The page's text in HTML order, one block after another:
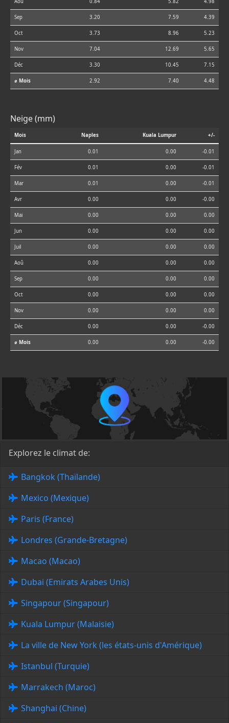
Aoû 0.84 5.82 4.98
Sep 3.20 7.59 4.39
Oct 3.73 8.96 5.23
Nov 7.04 12.69 5.65
Déc 3.30 10.45 7.15
⌀ Mois 2.92 7.40 4.48
Neige (mm)
Mois Naples Kuala Lumpur +/-
Jan 0.01 0.00 -0.01
Fév 0.01 0.00 -0.01
Mar 0.01 0.00 -0.01
Avr 0.00 0.00 -0.00
Mai 0.00 0.00 0.00
Jun 0.00 0.00 0.00
Juil 0.00 0.00 0.00
Aoû 0.00 0.00 0.00
Sep 0.00 0.00 0.00
Oct 0.00 0.00 0.00
Nov 0.00 0.00 0.00
Déc 0.00 0.00 -0.00
⌀ Mois 0.00 0.00 -0.00
Explorez le climat de:
Bangkok (Thaïlande)
Mexico (Mexique)
Paris (France)
Londres (Grande-Bretagne)
Macao (Macao)
Dubai (Emirats Arabes Unis)
Singapour (Singapour)
Kuala Lumpur (Malaisie)
La ville de New York (les états-unis d'Amérique)
Istanbul (Turquie)
Marrakech (Maroc)
Shanghai (Chine)